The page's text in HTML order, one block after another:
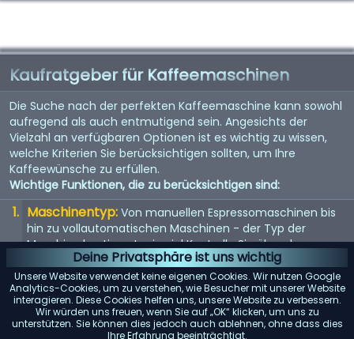
Deine Privatsphäre ist uns wichtig
Unsere Website verwendet keine eigenen Cookies. Wir nutzen Google
Analytics-Cookies, um zu verstehen, wie Besucher mit unserer Website
interagieren. Diese Cookies helfen uns, unsere Website zu verbessern.
Wir würden uns freuen, wenn Sie auf „OK“ klicken, um uns zu
unterstützen. Sie können dies jedoch auch ablehnen, ohne dass dies
Ihre Erfahrung beeinträchtigt.
Kaufratgeber für Kaffeemaschinen
Die Suche nach der perfekten Kaffeemaschine kann sowohl
aufregend als auch entmutigend sein. Angesichts der
Vielzahl an verfügbaren Optionen ist es wichtig zu wissen,
welche Kriterien Sie berücksichtigen sollten, um Ihre
Kaffeewünsche zu erfüllen.
Wichtige Funktionen, die zu berücksichtigen sind:
Maschinentyp: Von manuellen Espressomaschinen bis
hin zu vollautomatischen Maschinen - der Typ der
Maschine bestimmt, wie viel Kontrolle Sie über den
Brühvorgang haben.
Qualität der Mühle: Eine eingebaute Mühle kann
entscheidend sein. Suchen Sie nach einer Maschine mit
einem hochwertigen Mahlwerk für den frischesten Kaffee.